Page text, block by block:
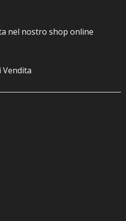
nel nostro shop online
Vendita